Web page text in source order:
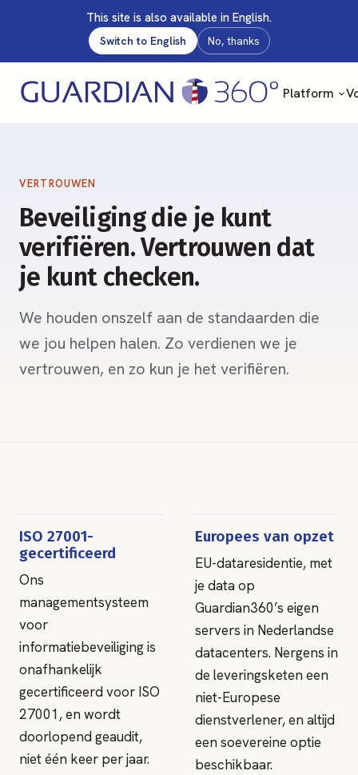
This site is also available in English.
Switch to English No, thanks
Platform
VERTROUWEN
Beveiliging die je kunt
verifiëren. Vertrouwen dat
je kunt checken.
We houden onszelf aan de standaarden die
we jou helpen halen. Zo verdienen we je
vertrouwen, en zo kun je het verifiëren.
ISO 27001-
gecertificeerd
Ons
managementsysteem
voor
informatiebeveiliging is
onafhankelijk
gecertificeerd voor ISO
27001, en wordt
doorlopend geaudit,
niet één keer per jaar.
Europees van opzet
EU-dataresidentie, met
je data op
Guardian360’s eigen
servers in Nederlandse
datacenters. Nergens in
de leveringsketen een
niet-Europese
dienstverlener, en altijd
een soevereine optie
beschikbaar.